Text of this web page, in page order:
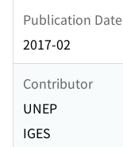
Publication Date
2017-02
Contributor
UNEP
IGES